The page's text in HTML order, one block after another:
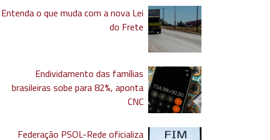
Entenda o que muda com a nova Lei
do Frete
Endividamento das famílias
brasileiras sobe para 82%, aponta
CNC
Federação PSOL-Rede oficializa